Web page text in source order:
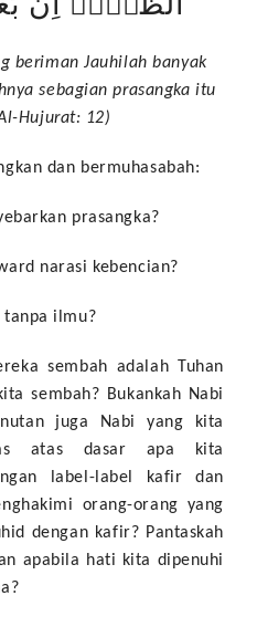
beriman Jauhilah banyak
sebagian prasangka itu
Hujurat: 12)
dan bermuhasabah:
prasangka?
narasi kebencian?
tanpa ilmu?
sembah adalah Tuhan
sembah? Bukankah Nabi
juga Nabi yang kita
atas dasar apa kita
label-label kafir dan
orang-orang yang
dengan kafir? Pantaskah
apabila hati kita dipenuhi